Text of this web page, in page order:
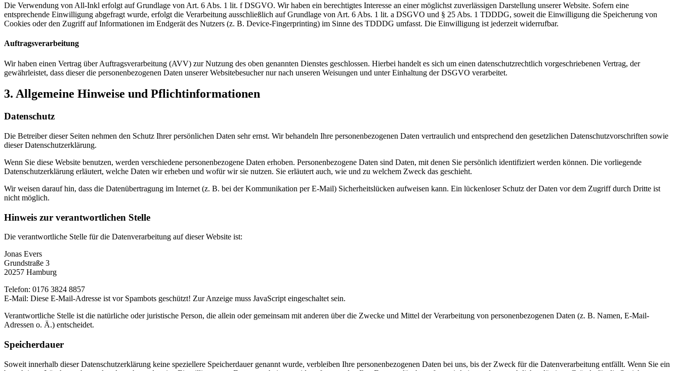
Die Verwendung von All-Inkl erfolgt auf Grundlage von Art. 6 Abs. 1 lit. f DSGVO. Wir haben ein berechtigtes Interesse an einer möglichst zuverlässigen Darstellung unserer Website. Sofern eine
entsprechende Einwilligung abgefragt wurde, erfolgt die Verarbeitung ausschließlich auf Grundlage von Art. 6 Abs. 1 lit. a DSGVO und § 25 Abs. 1 TDDDG, soweit die Einwilligung die Speicherung von
Cookies oder den Zugriff auf Informationen im Endgerät des Nutzers (z. B. Device-Fingerprinting) im Sinne des TDDDG umfasst. Die Einwilligung ist jederzeit widerrufbar.
Auftragsverarbeitung
Wir haben einen Vertrag über Auftragsverarbeitung (AVV) zur Nutzung des oben genannten Dienstes geschlossen. Hierbei handelt es sich um einen datenschutzrechtlich vorgeschriebenen Vertrag, der
gewährleistet, dass dieser die personenbezogenen Daten unserer Websitebesucher nur nach unseren Weisungen und unter Einhaltung der DSGVO verarbeitet.
3. Allgemeine Hinweise und Pflicht­informationen
Datenschutz
Die Betreiber dieser Seiten nehmen den Schutz Ihrer persönlichen Daten sehr ernst. Wir behandeln Ihre personenbezogenen Daten vertraulich und entsprechend den gesetzlichen Datenschutzvorschriften sowie
dieser Datenschutzerklärung.
Wenn Sie diese Website benutzen, werden verschiedene personenbezogene Daten erhoben. Personenbezogene Daten sind Daten, mit denen Sie persönlich identifiziert werden können. Die vorliegende
Datenschutzerklärung erläutert, welche Daten wir erheben und wofür wir sie nutzen. Sie erläutert auch, wie und zu welchem Zweck das geschieht.
Wir weisen darauf hin, dass die Datenübertragung im Internet (z. B. bei der Kommunikation per E-Mail) Sicherheitslücken aufweisen kann. Ein lückenloser Schutz der Daten vor dem Zugriff durch Dritte ist
nicht möglich.
Hinweis zur verantwortlichen Stelle
Die verantwortliche Stelle für die Datenverarbeitung auf dieser Website ist:
Jonas Evers
Grundstraße 3
20257 Hamburg
Telefon: 0176 3824 8857
E-Mail: Diese E-Mail-Adresse ist vor Spambots geschützt! Zur Anzeige muss JavaScript eingeschaltet sein.
Verantwortliche Stelle ist die natürliche oder juristische Person, die allein oder gemeinsam mit anderen über die Zwecke und Mittel der Verarbeitung von personenbezogenen Daten (z. B. Namen, E-Mail-
Adressen o. Ä.) entscheidet.
Speicherdauer
Soweit innerhalb dieser Datenschutzerklärung keine speziellere Speicherdauer genannt wurde, verbleiben Ihre personenbezogenen Daten bei uns, bis der Zweck für die Datenverarbeitung entfällt. Wenn Sie ein